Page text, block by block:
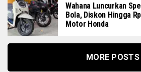
Wahana Luncurkan
Bola, Diskon Hingga
Motor Honda
MORE POSTS